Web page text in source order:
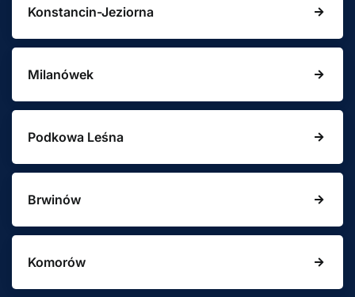
Konstancin-Jeziorna
Milanówek
Podkowa Leśna
Brwinów
Komorów